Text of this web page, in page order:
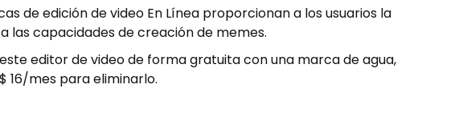
de edición de video En Línea proporcionan a los usuarios la
las capacidades de creación de memes.
editor de video de forma gratuita con una marca de agua,
16/mes para eliminarlo.